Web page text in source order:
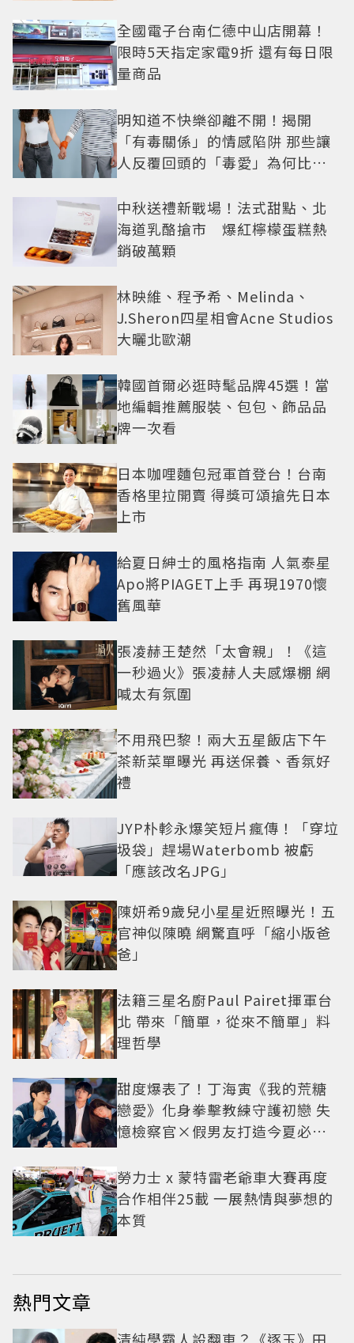
全國電子台南仁德中山店開幕！
限時5天指定家電9折 還有每日限
量商品
明知道不快樂卻離不開！揭開
「有毒關係」的情感陷阱 那些讓
人反覆回頭的「毒愛」為何比菸
中秋送禮新戰場！法式甜點、北
海道乳酪搶市 爆紅檸檬蛋糕熱
銷破萬顆
林映維、程予希、Melinda、
J.Sheron四星相會Acne Studios
大曬北歐潮
韓國首爾必逛時髦品牌45選！當
地編輯推薦服裝、包包、飾品品
牌一次看
日本咖哩麵包冠軍首登台！台南
香格里拉開賣 得獎可頌搶先日本
上市
給夏日紳士的風格指南 人氣泰星
Apo將PIAGET上手 再現1970懷
舊風華
張凌赫王楚然「太會親」！《這
一秒過火》張凌赫人夫感爆棚 網
喊太有氛圍
不用飛巴黎！兩大五星飯店下午
茶新菜單曝光 再送保養、香氛好
禮
JYP朴軫永爆笑短片瘋傳！「穿垃
圾袋」趕場Waterbomb 被虧
「應該改名JPG」
陳妍希9歲兒小星星近照曝光！五
官神似陳曉 網驚直呼「縮小版爸
爸」
法籍三星名廚Paul Pairet揮軍台
北 帶來「簡單，從來不簡單」料
理哲學
甜度爆表了！丁海寅《我的荒糖
戀愛》化身拳擊教練守護初戀 失
憶檢察官×假男友打造今夏必看
勞力士 x 蒙特雷老爺車大賽再度
合作相伴25載 一展熱情與夢想的
本質
熱門文章
清純學霸人設翻車？《逐玉》田